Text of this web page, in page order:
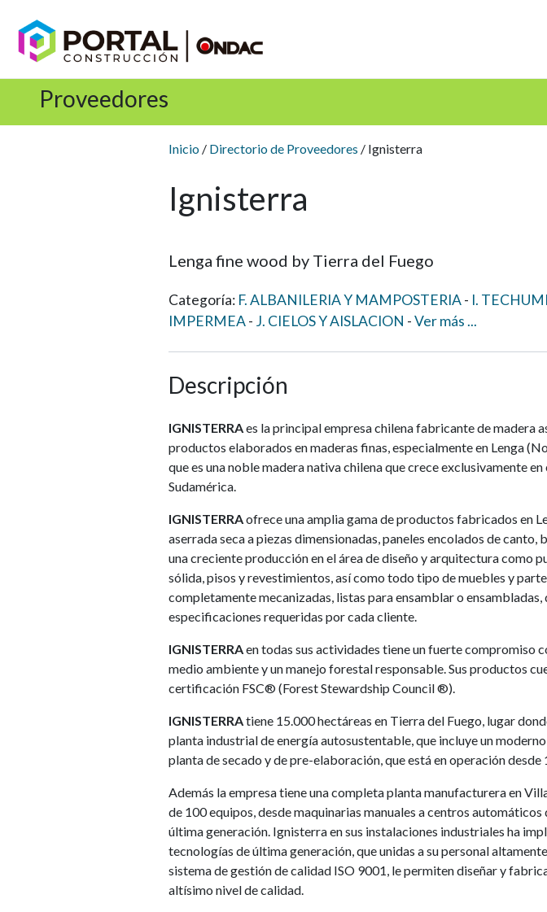
Proveedores
Inicio / Directorio de Proveedores / Ignisterra
Ignisterra
Lenga fine wood by Tierra del Fuego
Categoría: F. ALBANILERIA Y MAMPOSTERIA
I.
IMPERMEA
J. CIELOS Y AISLACION Vermás...
Descripción
IGNISTERRAes la principal empresa chilena fabricante de madera
productos elaborados en maderas finas, especialmente en Lenga
que es una noble madera nativa chilena que crece exclusivamente
Sudamérica.
IGNISTERRAofrece una amplia gama de productos fabricados en
aserrada seca a piezas dimensionadas, paneles encolados de canto,
una creciente producción en el área de diseño y arquitectura como
sólida, pisos y revestimientos, así como todo tipo de muebles y
completamente mecanizadas, listas para ensamblar o ensambladas,
especificaciones requeridas por cada cliente.
IGNISTERRAen todas sus actividades tiene un fuerte compromiso
medio ambiente y un manejo forestal responsable. Sus productos
certificación FSC® (Forest Stewardship Council ®).
IGNISTERRAtiene 15.000 hectáreas en Tierra del Fuego, lugar
planta industrial de energía autosustentable, que incluye un
planta de secado y de pre-elaboración, que está en operación desde
Además la empresa tiene una completa planta manufacturera en
de 100 equipos, desde maquinarias manuales a centros
última generación. Ignisterra en sus instalaciones industriales ha
tecnologías de última generación, que unidas a su personal
sistema de gestión de calidad ISO 9001, le permiten diseñar y
altísimo nivel de calidad.